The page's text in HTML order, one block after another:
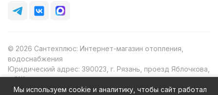
© 2026 Сантехплюс: Интернет-магазин отопления,
водоснабжения
Юридический адрес: 390023, г. Рязань, проезд Яблочкова,
д.8Ж
ИНН/КПП: 6230087631/623001001
Мы используем cookie и аналитику, чтобы сайт работал